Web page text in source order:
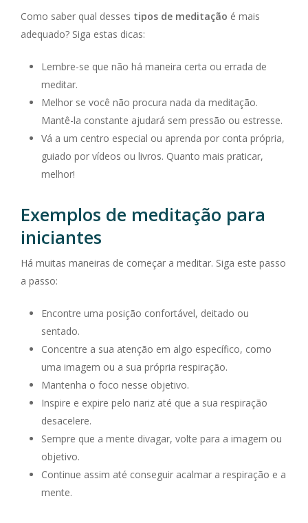
Como saber qual desses tipos de meditação é mais
adequado? Siga estas dicas:
Lembre-se que não há maneira certa ou errada de
meditar.
Melhor se você não procura nada da meditação.
Mantê-la constante ajudará sem pressão ou estresse.
Vá a um centro especial ou aprenda por conta própria,
guiado por vídeos ou livros. Quanto mais praticar,
melhor!
Exemplos de meditação para
iniciantes
Há muitas maneiras de começar a meditar. Siga este passo
a passo:
Encontre uma posição confortável, deitado ou
sentado.
Concentre a sua atenção em algo específico, como
uma imagem ou a sua própria respiração.
Mantenha o foco nesse objetivo.
Inspire e expire pelo nariz até que a sua respiração
desacelere.
Sempre que a mente divagar, volte para a imagem ou
objetivo.
Continue assim até conseguir acalmar a respiração e a
mente.